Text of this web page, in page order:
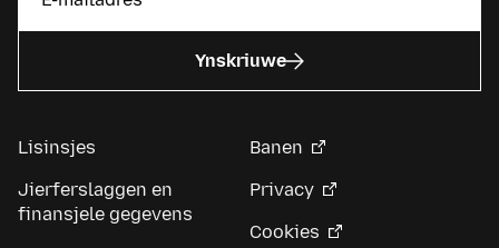
Ynskriuwe
Lisinsjes
Jierferslaggen en
finansjele gegevens
Banen
Privacy
Cookies